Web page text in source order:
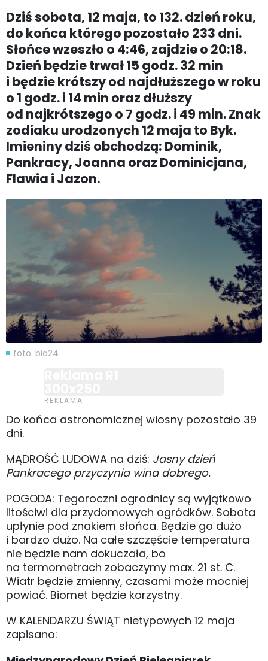
Dziś sobota, 12 maja, to 132. dzień roku,
do końca którego pozostało 233 dni.
Słońce wzeszło o 4:46, zajdzie o 20:18.
Dzień będzie trwał 15 godz. 32 min
i będzie krótszy od najdłuższego w roku
o 1 godz. i 14 min oraz dłuższy
od najkrótszego o 7 godz. i 49 min. Znak
zodiaku urodzonych 12 maja to Byk.
Imieniny dziś obchodzą: Dominik,
Pankracy, Joanna oraz Dominicjana,
Flawia i Jazon.
foto. bia24
Do końca astronomicznej wiosny pozostało 39
dni.
MĄDROŚĆ LUDOWA na dziś: Jasny dzień
Pankracego przyczynia wina dobrego.
POGODA: Tegoroczni ogrodnicy są wyjątkowo
litościwi dla przydomowych ogródków. Sobota
upłynie pod znakiem słońca. Będzie go dużo
i bardzo dużo. Na całe szczęście temperatura
nie będzie nam dokuczała, bo
na termometrach zobaczymy max. 21 st. C.
Wiatr będzie zmienny, czasami może mocniej
powiać. Biomet będzie korzystny.
W KALENDARZU ŚWIĄT nietypowych 12 maja
zapisano: